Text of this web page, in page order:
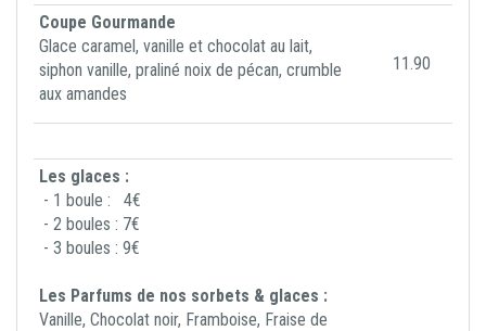
Coupe Gourmande
Glace caramel, vanille et chocolat au lait,
siphon vanille, praliné noix de pécan, crumble
aux amandes
11.90
Les glaces :
- 1 boule : 4€
- 2 boules : 7€
- 3 boules : 9€
Les Parfums de nos sorbets & glaces :
Vanille, Chocolat noir, Framboise, Fraise de